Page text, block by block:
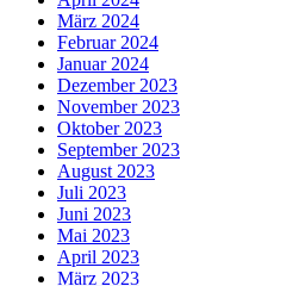
März 2024
Februar 2024
Januar 2024
Dezember 2023
November 2023
Oktober 2023
September 2023
August 2023
Juli 2023
Juni 2023
Mai 2023
April 2023
März 2023